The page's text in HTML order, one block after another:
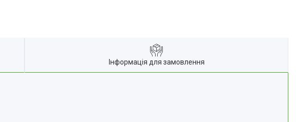
Інформація для замовлення